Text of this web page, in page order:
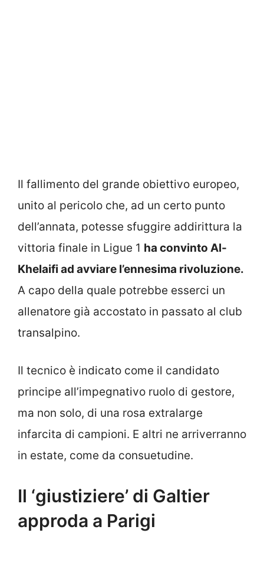
Il fallimento del grande obiettivo europeo,
unito al pericolo che, ad un certo punto
dell’annata, potesse sfuggire addirittura la
vittoria finale in Ligue 1 ha convinto Al-
Khelaifi ad avviare l’ennesima rivoluzione.
A capo della quale potrebbe esserci un
allenatore già accostato in passato al club
transalpino.
Il tecnico è indicato come il candidato
principe all’impegnativo ruolo di gestore,
ma non solo, di una rosa extralarge
infarcita di campioni. E altri ne arriverranno
in estate, come da consuetudine.
Il ‘giustiziere’ di Galtier
approda a Parigi